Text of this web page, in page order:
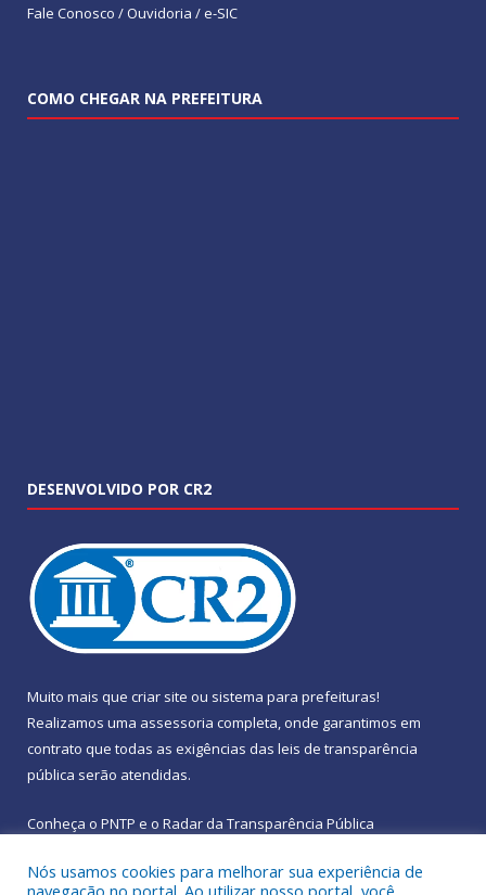
Fale Conosco / Ouvidoria / e-SIC
COMO CHEGAR NA PREFEITURA
DESENVOLVIDO POR CR2
Muito mais que criar site ou sistema para prefeituras!
Realizamos uma assessoria completa, onde garantimos em
contrato que todas as exigências das leis de transparência
pública serão atendidas.
Conheça o PNTP e o Radar da Transparência Pública
Nós usamos cookies para melhorar sua experiência de
navegação no portal. Ao utilizar nosso portal, você